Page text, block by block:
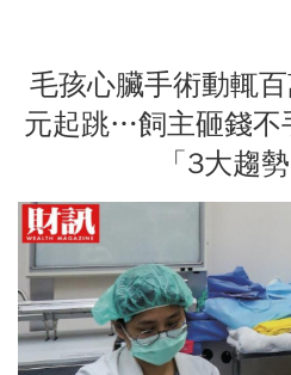
毛孩心臟手術動輒
元起跳…飼主砸錢不
「3大趨